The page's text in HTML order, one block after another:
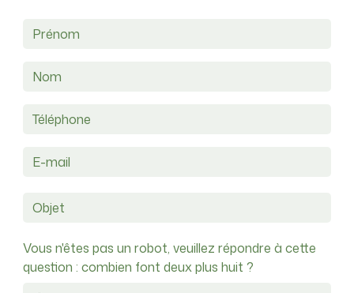
Vous n'êtes pas un robot, veuillez répondre à cette
question : combien font deux plus huit ?